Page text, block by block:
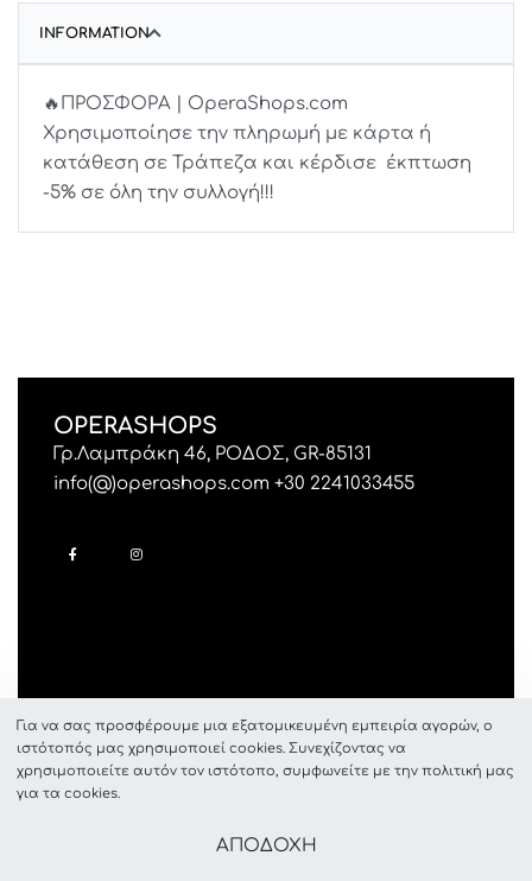
INFORMATION
🔥ΠΡΟΣΦΟΡΑ | OperaShops.com
Χρησιμοποίησε την πληρωμή με κάρτα ή
κατάθεση σε Τράπεζα και κέρδισε έκπτωση
-5% σε όλη την συλλογή!!!
OPERASHOPS
Γρ.Λαμπράκη 46, ΡΟΔΟΣ, GR-85131
info(@)operashops.com +30 2241033455
© OperaShops 2024. All rights reserved.
Για να σας προσφέρουμε μια εξατομικευμένη εμπειρία αγορών, ο
ιστότοπός μας χρησιμοποιεί cookies. Συνεχίζοντας να
χρησιμοποιείτε αυτόν τον ιστότοπο, συμφωνείτε με την πολιτική μας
για τα cookies.
ΑΠΟΔΟΧΗ